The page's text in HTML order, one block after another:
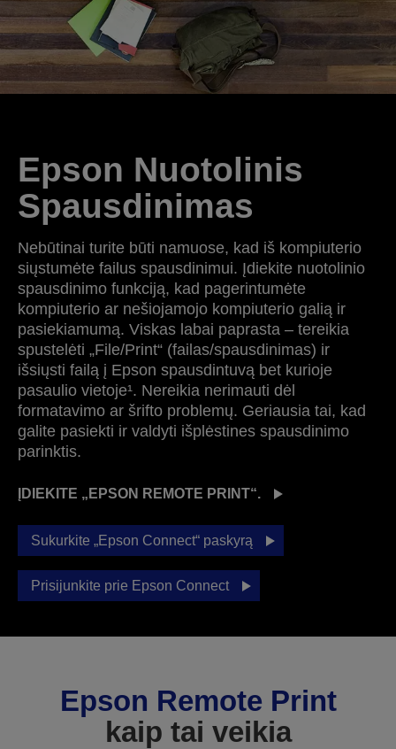
Epson Nuotolinis
Spausdinimas
Nebūtinai turite būti namuose, kad iš kompiuterio
siųstumėte failus spausdinimui. Įdiekite nuotolinio
spausdinimo funkciją, kad pagerintumėte
kompiuterio ar nešiojamojo kompiuterio galią ir
pasiekiamumą. Viskas labai paprasta – tereikia
spustelėti „File/Print“ (failas/spausdinimas) ir
išsiųsti failą į Epson spausdintuvą bet kurioje
pasaulio vietoje¹. Nereikia nerimauti dėl
formatavimo ar šrifto problemų. Geriausia tai, kad
galite pasiekti ir valdyti išplėstines spausdinimo
parinktis.
ĮDIEKITE „EPSON REMOTE PRINT“.
Sukurkite „Epson Connect“ paskyrą
Prisijunkite prie Epson Connect
Epson Remote Print
kaip tai veikia